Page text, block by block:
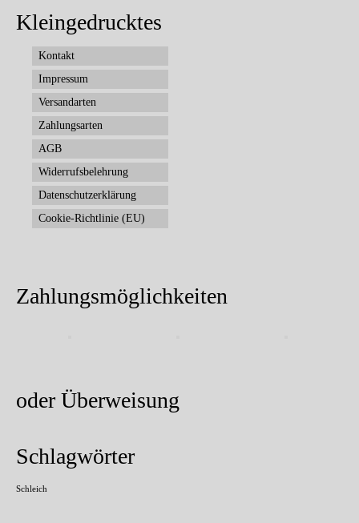
Kleingedrucktes
Kontakt
Impressum
Versandarten
Zahlungsarten
AGB
Widerrufsbelehrung
Datenschutzerklärung
Cookie-Richtlinie (EU)
Zahlungsmöglichkeiten
oder Überweisung
Schlagwörter
Schleich